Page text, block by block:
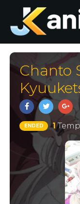
Chanto
ENDED 1